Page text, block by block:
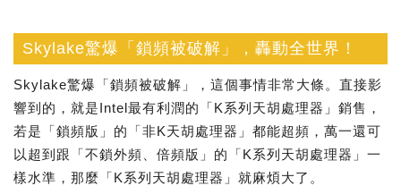
Skylake驚爆「鎖頻被破解」，轟動全世界！
Skylake驚爆「鎖頻被破解」，這個事情非常大條。直接影
響到的，就是Intel最有利潤的「K系列天胡處理器」銷售，
若是「鎖頻版」的「非K天胡處理器」都能超頻，萬一還可
以超到跟「不鎖外頻、倍頻版」的「K系列天胡處理器」一
樣水準，那麼「K系列天胡處理器」就麻煩大了。